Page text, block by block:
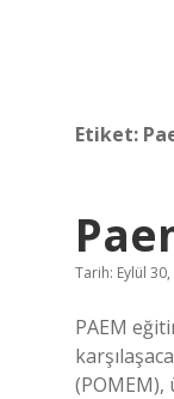
Etiket:
Tarih: Eylül
PAEM
(POMEM),